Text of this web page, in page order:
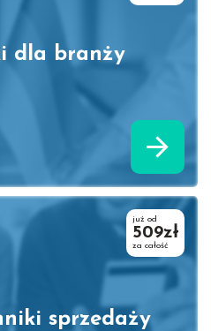
dla branży
już od
509zł
za całość
sprzedaży